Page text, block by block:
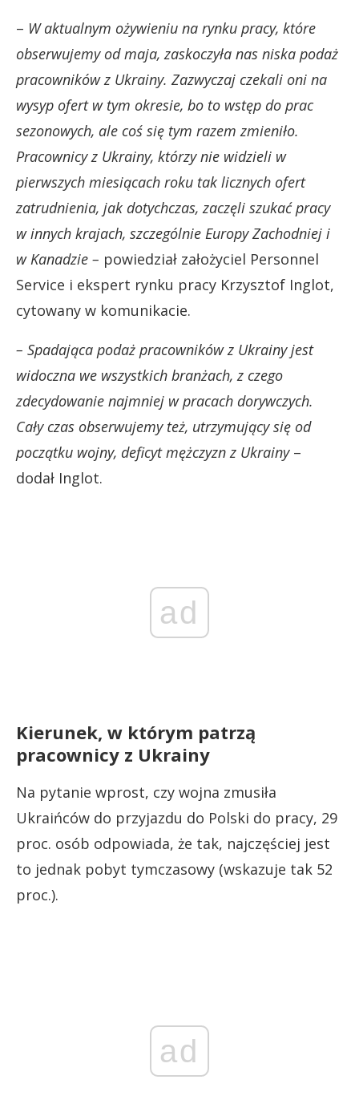
– W aktualnym ożywieniu na rynku pracy, które
obserwujemy od maja, zaskoczyła nas niska podaż
pracowników z Ukrainy. Zazwyczaj czekali oni na
wysyp ofert w tym okresie, bo to wstęp do prac
sezonowych, ale coś się tym razem zmieniło.
Pracownicy z Ukrainy, którzy nie widzieli w
pierwszych miesiącach roku tak licznych ofert
zatrudnienia, jak dotychczas, zaczęli szukać pracy
w innych krajach, szczególnie Europy Zachodniej i
w Kanadzie – powiedział założyciel Personnel
Service i ekspert rynku pracy Krzysztof Inglot,
cytowany w komunikacie.
– Spadająca podaż pracowników z Ukrainy jest
widoczna we wszystkich branżach, z czego
zdecydowanie najmniej w pracach dorywczych.
Cały czas obserwujemy też, utrzymujący się od
początku wojny, deficyt mężczyzn z Ukrainy–
dodał Inglot.
ad
Kierunek, w którym patrzą
pracownicy z Ukrainy
Na pytanie wprost, czy wojna zmusiła
Ukraińców do przyjazdu do Polski do pracy, 29
proc. osób odpowiada, że tak, najczęściej jest
to jednak pobyt tymczasowy (wskazuje tak 52
proc.).
ad